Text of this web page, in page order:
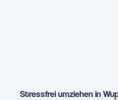
Stressfrei umziehen in